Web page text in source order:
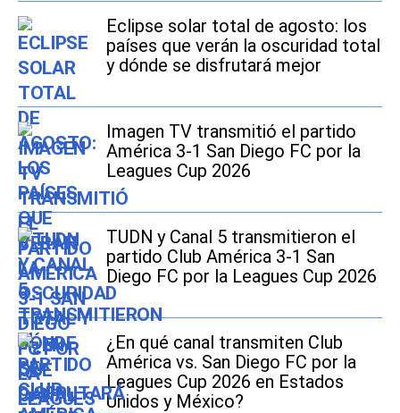
Eclipse solar total de agosto: los
países que verán la oscuridad total
y dónde se disfrutará mejor
Imagen TV transmitió el partido
América 3-1 San Diego FC por la
Leagues Cup 2026
TUDN y Canal 5 transmitieron el
partido Club América 3-1 San
Diego FC por la Leagues Cup 2026
¿En qué canal transmiten Club
América vs. San Diego FC por la
Leagues Cup 2026 en Estados
Unidos y México?